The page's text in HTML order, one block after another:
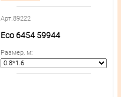
Арт.89222
Eco 6454 59944
Размер, м: